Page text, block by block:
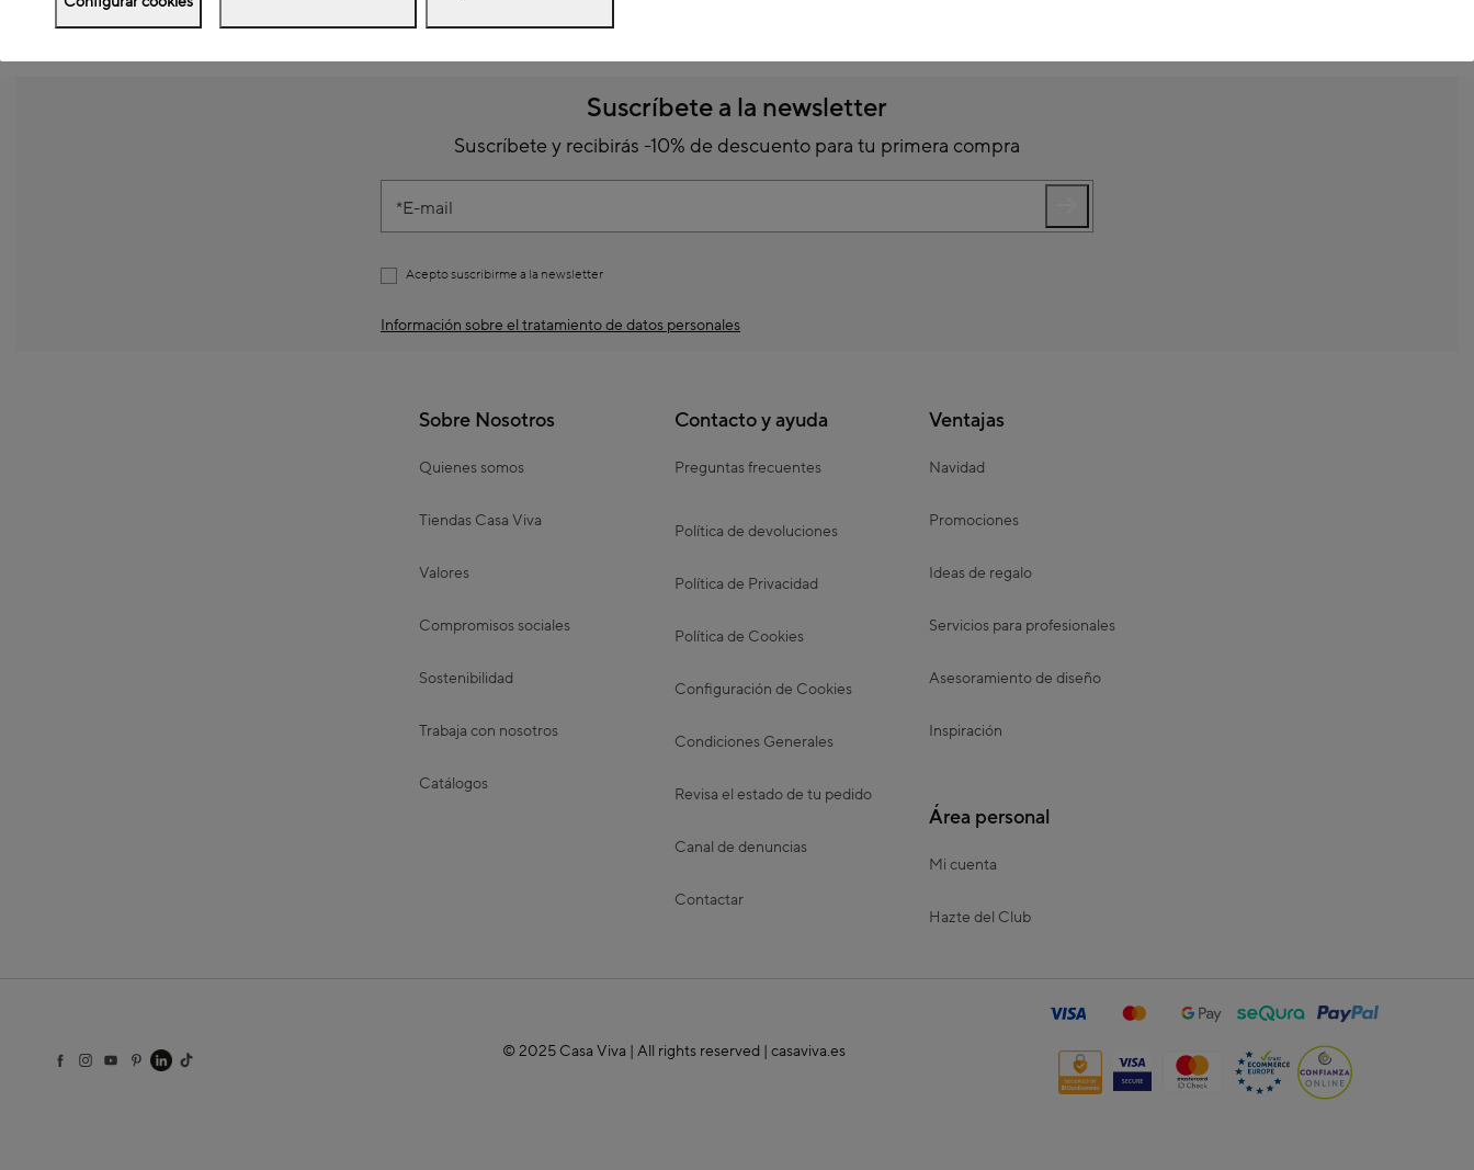
Suscríbete a la newsletter
Suscríbete y recibirás -10% de descuento para tu primera compra
E-mail
Acepto suscribirme a la newsletter
Información sobre el tratamiento de datos personales
Sobre Nosotros
Quienes somos
Tiendas Casa Viva
Valores
Compromisos sociales
Sostenibilidad
Trabaja con nosotros
Catálogos
Contacto y ayuda
Preguntas frecuentes
Política de devoluciones
Política de Privacidad
Política de Cookies
Configuración de Cookies
Condiciones Generales
Revisa el estado de tu pedido
Canal de denuncias
Contactar
Ventajas
Navidad
Promociones
Ideas de regalo
Servicios para profesionales
Asesoramiento de diseño
Inspiración
Área personal
Mi cuenta
Hazte del Club
© 2025 Casa Viva | All rights reserved | casaviva.es